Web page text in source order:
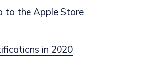
to the Apple Store
in 2020